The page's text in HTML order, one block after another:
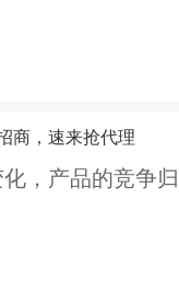
商，速来抢代理
，产品的竞争归